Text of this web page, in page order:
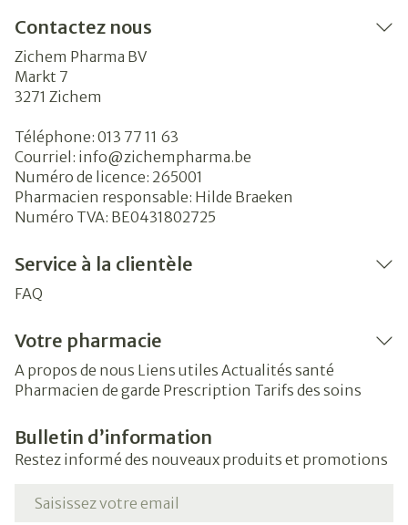
Contactez nous
Zichem Pharma BV
Markt 7
3271 Zichem
Téléphone: 013 77 11 63
Courriel: info@zichempharma.be
Numéro de licence: 265001
Pharmacien responsable: Hilde Braeken
Numéro TVA: BE0431802725
Service à la clientèle
FAQ
Votre pharmacie
A propos de nous Liens utiles Actualités santé
Pharmacien de garde Prescription Tarifs des soins
Bulletin d’information
Restez informé des nouveaux produits et promotions
Adresse mail